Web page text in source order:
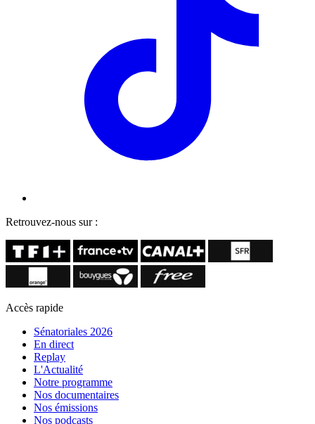
Retrouvez-nous sur :
Accès rapide
Sénatoriales 2026
En direct
Replay
L'Actualité
Notre programme
Nos documentaires
Nos émissions
Nos podcasts